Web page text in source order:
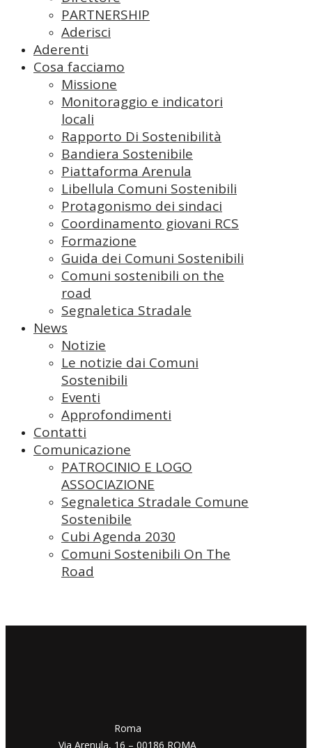
PARTNERSHIP
Aderisci
Aderenti
Cosa facciamo
Missione
Monitoraggio e indicatori
locali
Rapporto Di Sostenibilità
Bandiera Sostenibile
Piattaforma Arenula
Libellula Comuni Sostenibili
Protagonismo dei sindaci
Coordinamento giovani RCS
Formazione
Guida dei Comuni Sostenibili
Comuni sostenibili on the
road
Segnaletica Stradale
News
Notizie
Le notizie dai Comuni
Sostenibili
Eventi
Approfondimenti
Contatti
Comunicazione
PATROCINIO E LOGO
ASSOCIAZIONE
Segnaletica Stradale Comune
Sostenibile
Cubi Agenda 2030
Comuni Sostenibili On The
Road
​​Roma
Via Arenula, 16 – 00186 ROMA